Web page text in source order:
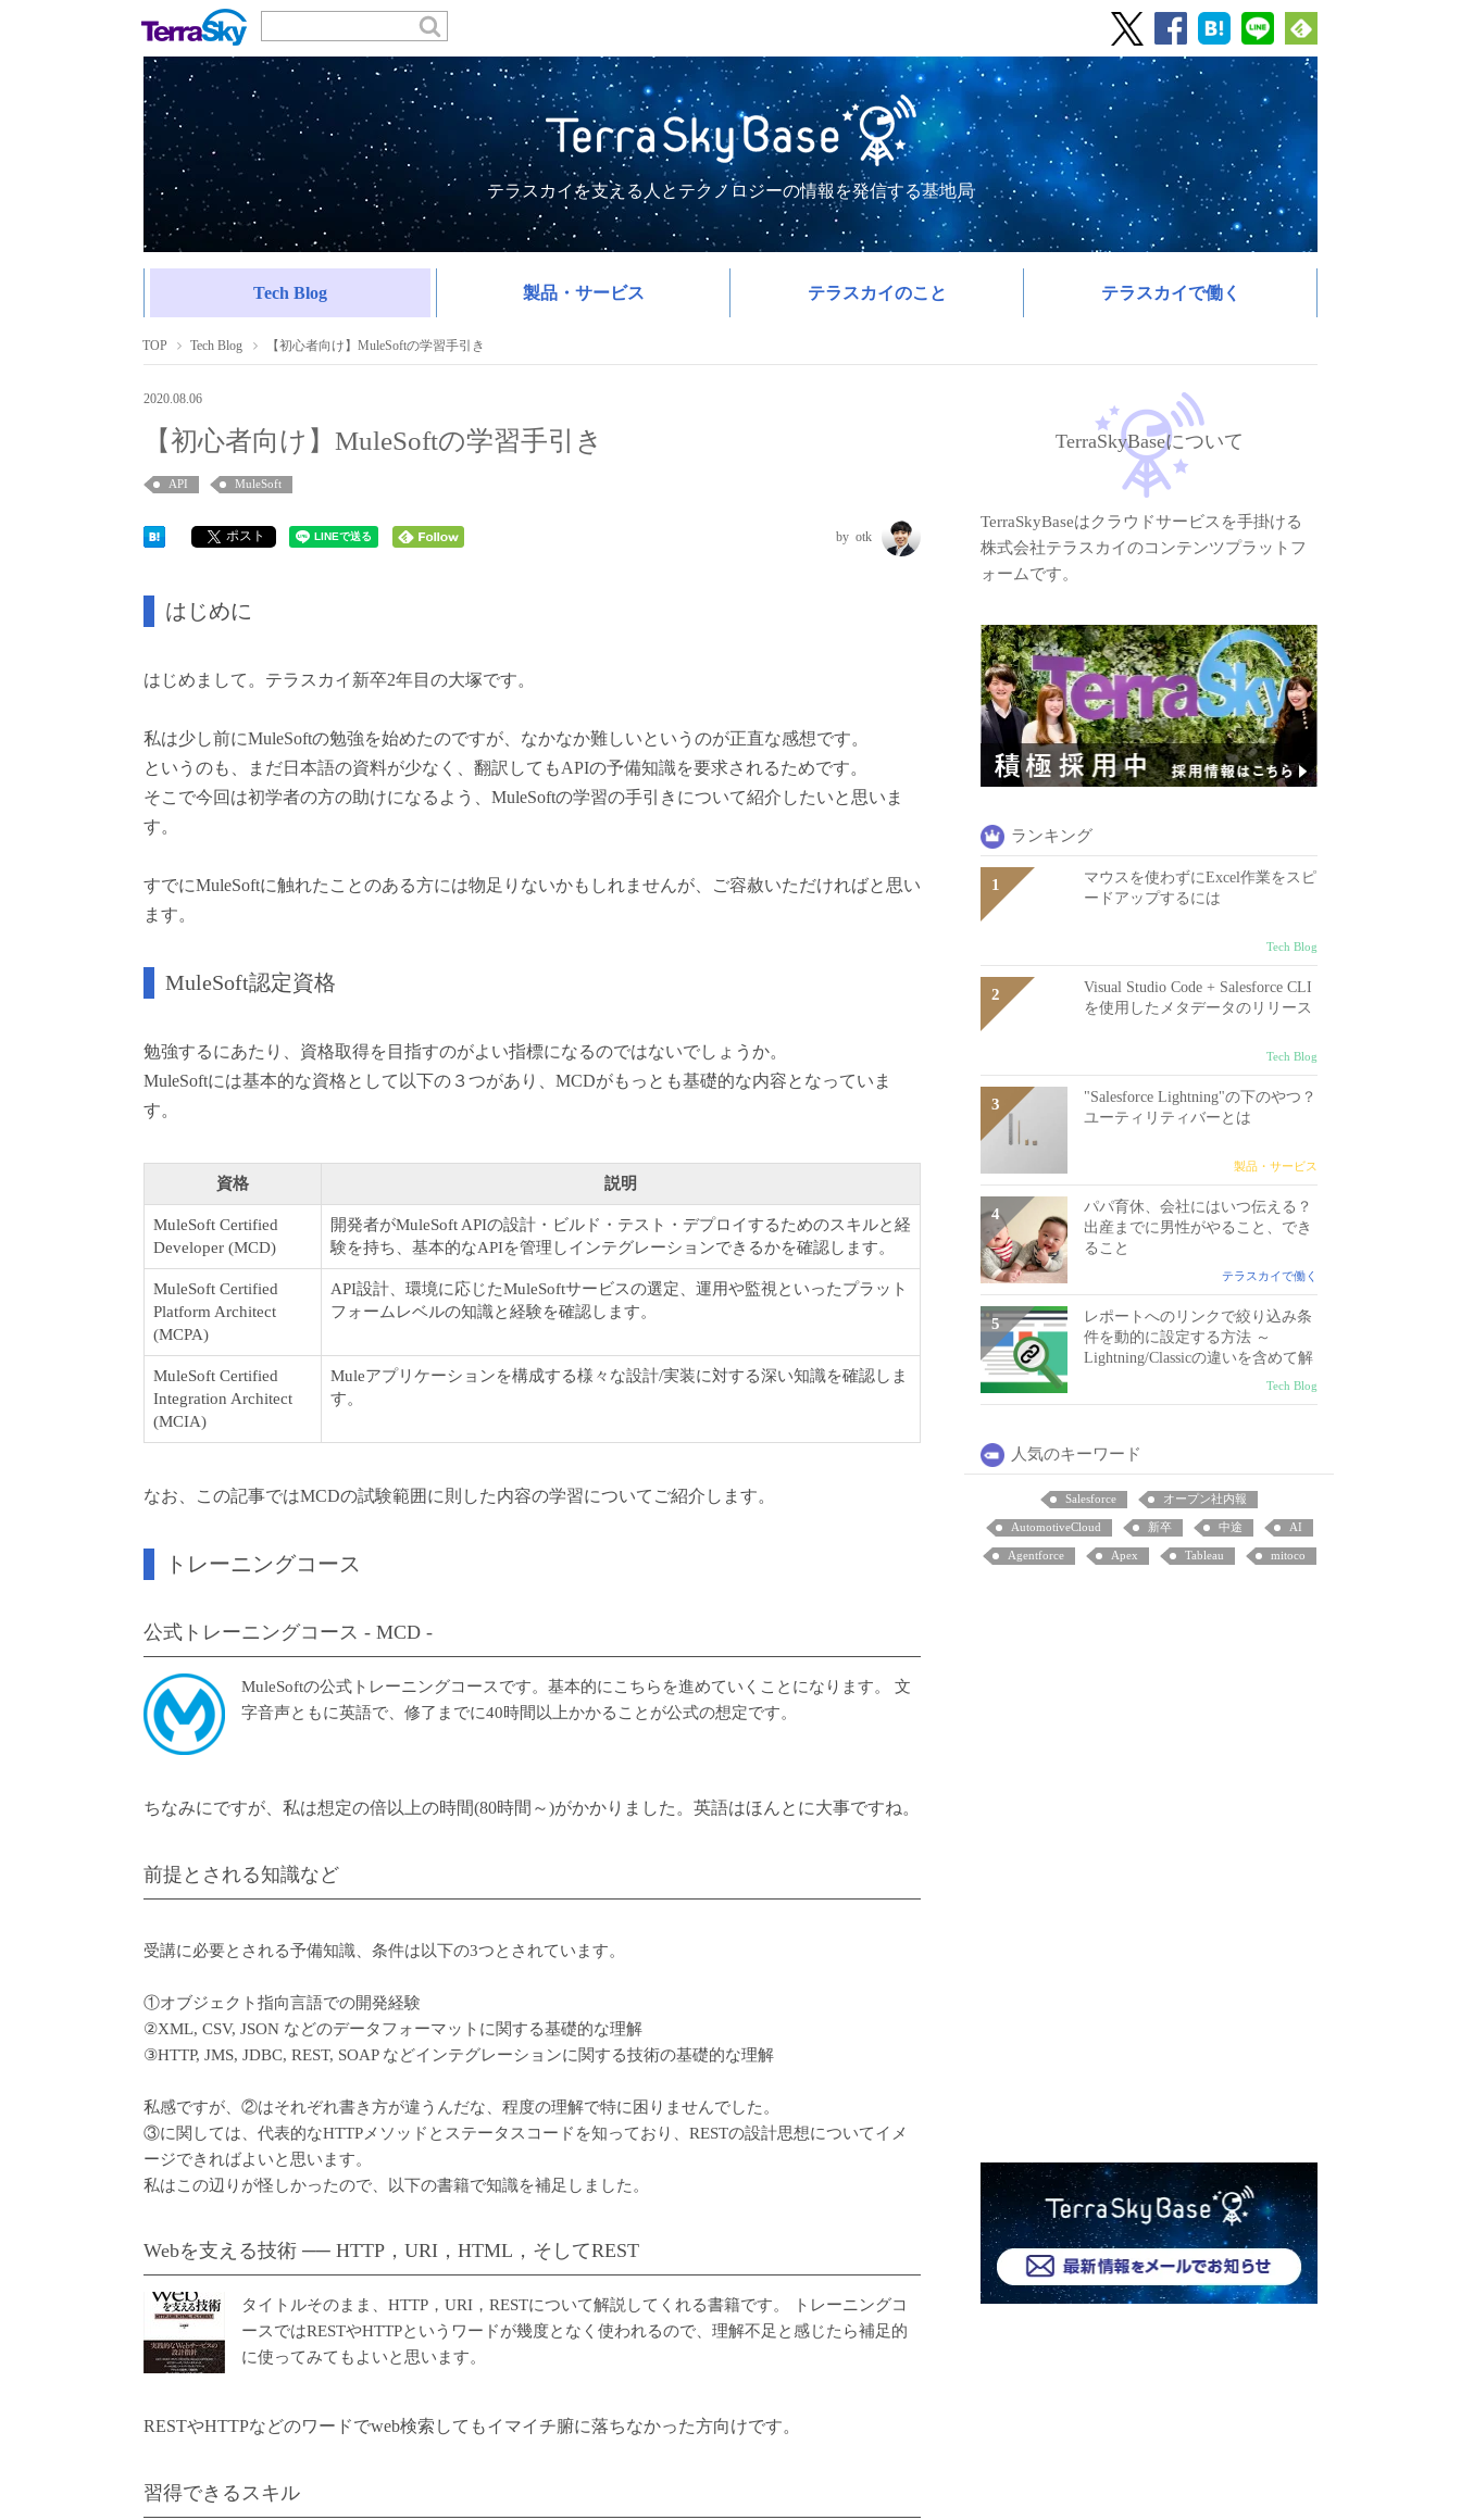
テラスカイを支える人とテクノロジーの情報を発信する基地局
Tech Blog 製品・サービス テラスカイのこと テラスカイで働く
TOP Tech Blog 【初心者向け】MuleSoftの学習手引き
2020.08.06
【初心者向け】MuleSoftの学習手引き
API MuleSoft
ポスト otk
はじめに
はじめまして。テラスカイ新卒2年目の大塚です。
私は少し前にMuleSoftの勉強を始めたのですが、なかなか難しいというのが正直な感想です。
というのも、まだ日本語の資料が少なく、翻訳してもAPIの予備知識を要求されるためです。
そこで今回は初学者の方の助けになるよう、MuleSoftの学習の手引きについて紹介したいと思いま
す。
すでにMuleSoftに触れたことのある方には物足りないかもしれませんが、ご容赦いただければと思い
ます。
MuleSoft認定資格
勉強するにあたり、資格取得を目指すのがよい指標になるのではないでしょうか。
MuleSoftには基本的な資格として以下の３つがあり、MCDがもっとも基礎的な内容となっていま
す。
資格 説明
MuleSoft Certified
Developer (MCD)
開発者がMuleSoft APIの設計・ビルド・テスト・デプロイするためのスキルと経
験を持ち、基本的なAPIを管理しインテグレーションできるかを確認します。
MuleSoft Certified
Platform Architect
(MCPA)
API設計、環境に応じたMuleSoftサービスの選定、運用や監視といったプラット
フォームレベルの知識と経験を確認します。
MuleSoft Certified
Integration Architect
(MCIA)
Muleアプリケーションを構成する様々な設計/実装に対する深い知識を確認しま
す。
なお、この記事ではMCDの試験範囲に則した内容の学習についてご紹介します。
トレーニングコース
公式トレーニングコース - MCD -
MuleSoftの公式トレーニングコースです。基本的にこちらを進めていくことになります。 文
字音声ともに英語で、修了までに40時間以上かかることが公式の想定です。
ちなみにですが、私は想定の倍以上の時間(80時間～)がかかりました。英語はほんとに大事ですね。
前提とされる知識など
受講に必要とされる予備知識、条件は以下の3つとされています。
①オブジェクト指向言語での開発経験
②XML, CSV, JSON などのデータフォーマットに関する基礎的な理解
③HTTP, JMS, JDBC, REST, SOAP などインテグレーションに関する技術の基礎的な理解
私感ですが、②はそれぞれ書き方が違うんだな、程度の理解で特に困りませんでした。
③に関しては、代表的なHTTPメソッドとステータスコードを知っており、RESTの設計思想についてイメ
ージできればよいと思います。
私はこの辺りが怪しかったので、以下の書籍で知識を補足しました。
Webを支える技術 ── HTTP，URI，HTML，そしてREST
タイトルそのまま、HTTP，URI，RESTについて解説してくれる書籍です。 トレーニングコ
ースではRESTやHTTPというワードが幾度となく使われるので、理解不足と感じたら補足的
に使ってみてもよいと思います。
RESTやHTTPなどのワードでweb検索してもイマイチ腑に落ちなかった方向けです。
習得できるスキル
TerraSkyBaseについて
TerraSkyBaseはクラウドサービスを手掛ける
株式会社テラスカイのコンテンツプラットフ
ォームです。
ランキング
マウスを使わずにExcel作業をスピ
ードアップするには
Tech Blog
Visual Studio Code + Salesforce CLI
を使用したメタデータのリリース
Tech Blog
"Salesforce Lightning"の下のやつ？
ユーティリティバーとは
製品・サービス
パパ育休、会社にはいつ伝える？
出産までに男性がやること、でき
ること
テラスカイで働く
レポートへのリンクで絞り込み条
件を動的に設定する方法 ～
Lightning/Classicの違いを含めて解
Tech Blog
人気のキーワード
Salesforce オープン社内報
AutomotiveCloud 新卒 中途 AI
Agentforce Apex Tableau mitoco